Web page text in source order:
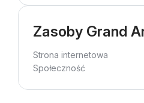
Zasoby Grand
Strona internetowa
Społeczność